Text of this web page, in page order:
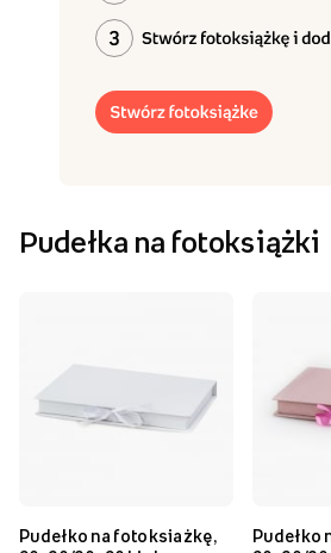
Pudełka na fotoksiążki
Pudełko na fotoksiażkę,
Pudełko